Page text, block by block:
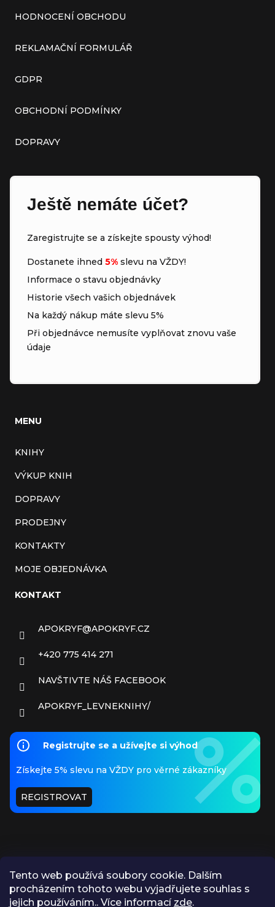
Tento web používá soubory cookie. Dalším
procházením tohoto webu vyjadřujete souhlas s
jejich používáním.. Více informací zde.
HODNOCENÍ OBCHODU
REKLAMAČNÍ FORMULÁŘ
GDPR
OBCHODNÍ PODMÍNKY
DOPRAVY
Ještě nemáte účet?
Zaregistrujte se a získejte spousty výhod!
Dostanete ihned 5% slevu na VŽDY!
Informace o stavu objednávky
Historie všech vašich objednávek
Na každý nákup máte slevu 5%
Při objednávce nemusíte vyplňovat znovu vaše
údaje
MENU
KNIHY
VÝKUP KNIH
DOPRAVY
PRODEJNY
KONTAKTY
MOJE OBJEDNÁVKA
KONTAKT
APOKRYF@APOKRYF.CZ
+420 775 414 271
NAVŠTIVTE NÁŠ FACEBOOK
APOKRYF_LEVNEKNIHY/
Registrujte se a užívejte si výhod
Získejte 5% slevu na VŽDY pro věrné zákazníky
REGISTROVAT
PŘIJÍMÁME ONLINE PLATBY